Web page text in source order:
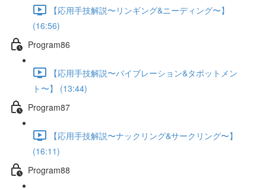
【応用手技解説〜リンギング&ニーディング〜】
(16:56)
Program86
【応用手技解説〜バイブレーション&タポットメン
ト〜】 (13:44)
Program87
【応用手技解説〜ナックリング&サークリング〜】
(16:11)
Program88